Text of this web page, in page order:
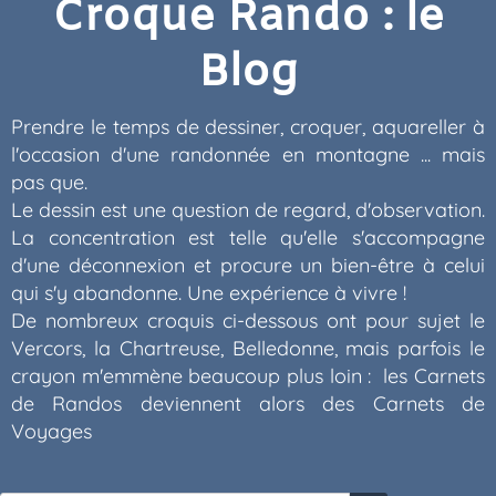
Croque Rando : le
Blog
Prendre le temps de dessiner, croquer, aquareller à
l'occasion d'une randonnée en montagne ... mais
pas que.
Le dessin est une question de regard, d'observation.
La concentration est telle qu'elle s'accompagne
d'une déconnexion et procure un bien-être à celui
qui s'y abandonne. Une expérience à vivre !
De nombreux croquis ci-dessous ont pour sujet le
Vercors, la Chartreuse, Belledonne, mais parfois le
crayon m'emmène beaucoup plus loin : les Carnets
de Randos deviennent alors des Carnets de
Voyages